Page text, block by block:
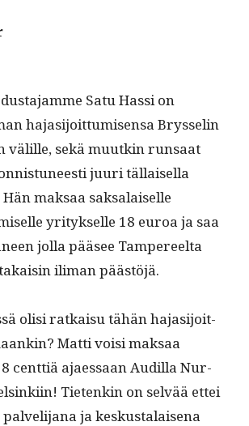
Satu Has­si on
hajasi­joit­tumisen­sa Brys­selin
välille, sekä muutkin run­saat
juuri täl­laisel­la
mak­saa sak­salaiselle
yri­tyk­selle 18 euroa ja saa
jol­la pääsee Tam­pereelta
ili­man päästöjä.
olisi ratkaisu tähän hajasi­joit­
Mat­ti voisi mak­saa
cent­tiä ajaes­saan Audil­la Nur­
Tietenkin on selvää ettei
ja keskusta­laise­na